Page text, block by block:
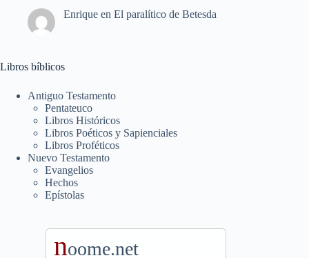
Enrique en El paralítico de Betesda
Libros bíblicos
Antiguo Testamento
Pentateuco
Libros Históricos
Libros Poéticos y Sapienciales
Libros Proféticos
Nuevo Testamento
Evangelios
Hechos
Epístolas
noome.net